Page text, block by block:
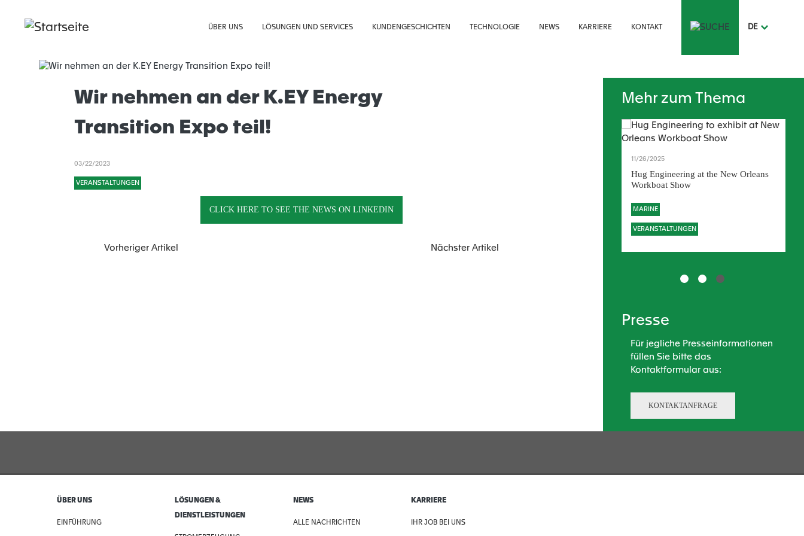
DE
ÜBER UNS LÖSUNGEN UND SERVICES KUNDENGESCHICHTEN TECHNOLOGIE NEWS KARRIERE KONTAKT DE
Wir nehmen an der K.EY Energy
Transition Expo teil!
03/22/2023
VERANSTALTUNGEN
CLICK HERE TO SEE THE NEWS ON LINKEDIN
Vorheriger Artikel Nächster Artikel
Mehr zum Thema
Built for Mission Critical Reality
11/26/2025
Hug Engineering at the New Orleans
Workboat Show
MARINE
VERANSTALTUNGEN
Presse
Für jegliche Presseinformationen
füllen Sie bitte das
Kontaktformular aus:
KONTAKTANFRAGE
ÜBER UNS
EINFÜHRUNG
LÖSUNGEN &
DIENSTLEISTUNGEN
NEWS
ALLE NACHRICHTEN
KARRIERE
IHR JOB BEI UNS